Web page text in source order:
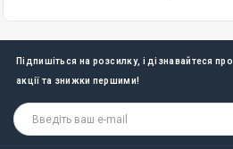
Підпишіться на розсилку, і дізнавайтеся про
акції та знижки першими!